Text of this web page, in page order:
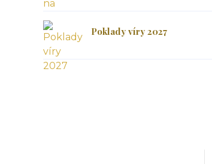
Poklady víry 2027